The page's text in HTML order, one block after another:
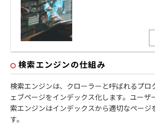
検索エンジンの仕組み
検索エンジンは、クローラーと呼ばれるプロ
ェブページをインデックス化します。ユーザ
索エンジンはインデックスから適切なページ
す。